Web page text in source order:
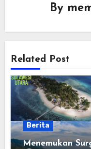
By
Related Post
Berita
Menemukan